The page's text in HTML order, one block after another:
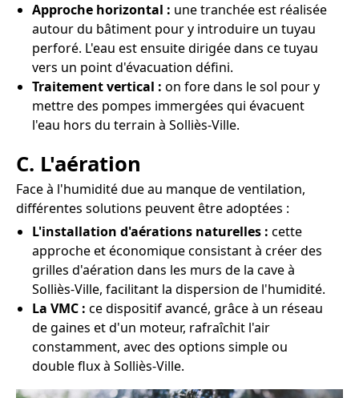
Approche horizontal : une tranchée est réalisée
autour du bâtiment pour y introduire un tuyau
perforé. L'eau est ensuite dirigée dans ce tuyau
vers un point d'évacuation défini.
Traitement vertical : on fore dans le sol pour y
mettre des pompes immergées qui évacuent
l'eau hors du terrain à Solliès-Ville.
C. L'aération
Face à l'humidité due au manque de ventilation,
différentes solutions peuvent être adoptées :
L'installation d'aérations naturelles : cette
approche et économique consistant à créer des
grilles d'aération dans les murs de la cave à
Solliès-Ville, facilitant la dispersion de l'humidité.
La VMC : ce dispositif avancé, grâce à un réseau
de gaines et d'un moteur, rafraîchit l'air
constamment, avec des options simple ou
double flux à Solliès-Ville.